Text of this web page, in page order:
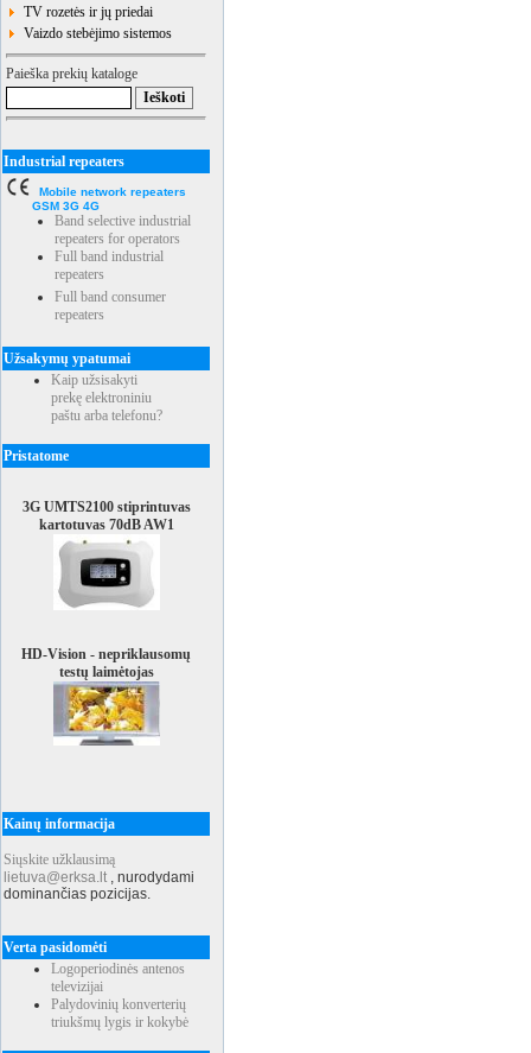
TV rozetės ir jų priedai
Vaizdo stebėjimo sistemos
Paieška prekių kataloge
Industrial repeaters
Mobile network repeaters
GSM 3G 4G
Band selective industrial
repeaters for operators
Full band industrial
repeaters
Full band consumer
repeaters
Užsakymų ypatumai
Kaip užsisakyti
prekę elektroniniu
paštu arba telefonu?
Pristatome
3G UMTS2100 stiprintuvas
kartotuvas 70dB AW1
HD-Vision - nepriklausomų
testų laimėtojas
Kainų informacija
Siųskite užklausimą
lietuva@erksa.lt , nurodydami
dominančias pozicijas.
Verta pasidomėti
Logoperiodinės antenos
televizijai
Palydovinių konverterių
triukšmų lygis ir kokybė